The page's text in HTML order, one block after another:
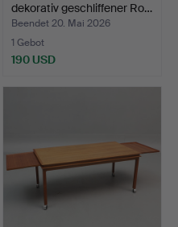
dekorativ geschliffener Ro…
Beendet 20. Mai 2026
1 Gebot
190 USD